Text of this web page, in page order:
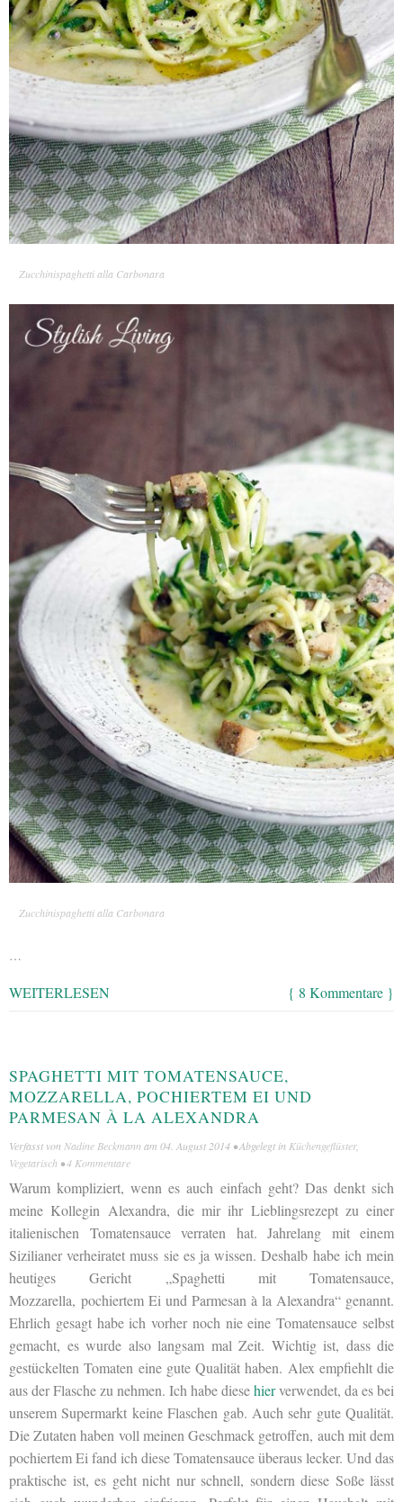
Zucchinispaghetti alla Carbonara
Zucchinispaghetti alla Carbonara
…
WEITERLESEN { 8 Kommentare }
SPAGHETTI MIT TOMATENSAUCE,
MOZZARELLA, POCHIERTEM EI UND
PARMESAN À LA ALEXANDRA
Verfasst von Nadine Beckmann am 04. August 2014 • Abgelegt in Küchengeflüster,
Vegetarisch •4 Kommentare
Warum kompliziert, wenn es auch einfach geht? Das denkt sich
meine Kollegin Alexandra, die mir ihr Lieblingsrezept zu einer
italienischen Tomatensauce verraten hat. Jahrelang mit einem
Sizilianer verheiratet muss sie es ja wissen. Deshalb habe ich mein
heutiges Gericht „Spaghetti mit Tomatensauce,
Mozzarella, pochiertem Ei und Parmesan à la Alexandra“ genannt.
Ehrlich gesagt habe ich vorher noch nie eine Tomatensauce selbst
gemacht, es wurde also langsam mal Zeit. Wichtig ist, dass die
gestückelten Tomaten eine gute Qualität haben. Alex empfiehlt die
aus der Flasche zu nehmen. Ich habe diesehierverwendet, da es bei
unserem Supermarkt keine Flaschen gab. Auch sehr gute Qualität.
Die Zutaten haben voll meinen Geschmack getroffen, auch mit dem
pochiertem Ei fand ich diese Tomatensauce überaus lecker. Und das
praktische ist, es geht nicht nur schnell, sondern diese Soße lässt